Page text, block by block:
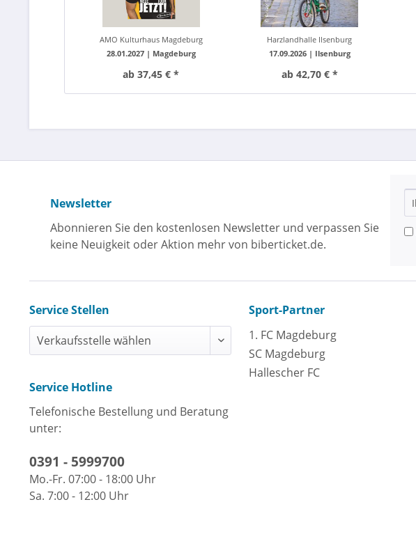
AMO Kulturhaus Magdeburg
28.01.2027 | Magdeburg
ab 37,45 € *
Harzlandhalle Ilsenburg
17.09.2026 | Ilsenburg
ab 42,70 € *
Newsletter
Abonnieren Sie den kostenlosen Newsletter und verpassen Sie
keine Neuigkeit oder Aktion mehr von biberticket.de.
Service Stellen
Service Hotline
Telefonische Bestellung und Beratung
unter:
0391 - 5999700
Mo.-Fr. 07:00 - 18:00 Uhr
Sa. 7:00 - 12:00 Uhr
Sport-Partner
1. FC Magdeburg
SC Magdeburg
Hallescher FC